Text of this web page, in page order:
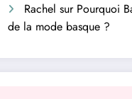
Rachel sur Pourquoi
de la mode basque ?